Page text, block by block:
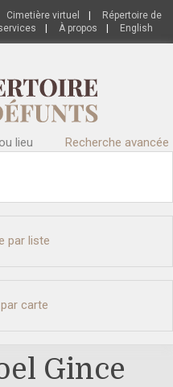
Cimetière virtuel
Répertoire de
À propos English
lieu Recherche avancée
par liste
carte
Gince